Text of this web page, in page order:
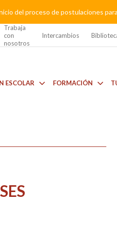
del proceso de postulaciones
Trabaja
con
nosotros
Intercambios
ESCOLAR FORMACIÓN